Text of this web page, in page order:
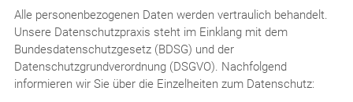
Alle personenbezogenen Daten werden vertraulich behandelt.
Unsere Datenschutzpraxis steht im Einklang mit dem
Bundesdatenschutzgesetz (BDSG) und der
Datenschutzgrundverordnung (DSGVO). Nachfolgend
informieren wir Sie über die Einzelheiten zum Datenschutz: